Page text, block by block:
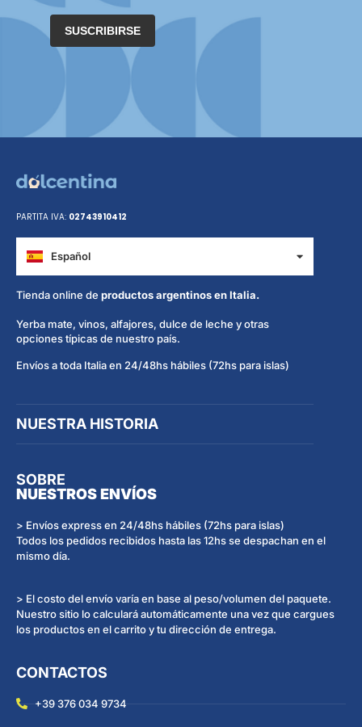
SUSCRIBIRSE
PARTITA IVA: 02743910412
Español
Italiano
Tienda online de productos argentinos en Italia.
Yerba mate, vinos, alfajores, dulce de leche y otras
opciones típicas de nuestro país.
Envíos a toda Italia en 24/48hs hábiles (72hs para islas)
NUESTRA HISTORIA
SOBRE
NUESTROS ENVÍOS
> Envíos express en 24/48hs hábiles (72hs para islas)
Todos los pedidos recibidos hasta las 12hs se despachan en el
mismo día.
> El costo del envío varía en base al peso/volumen del paquete.
Nuestro sitio lo calculará automáticamente una vez que cargues
los productos en el carrito y tu dirección de entrega.
CONTACTOS
+39 376 034 9734